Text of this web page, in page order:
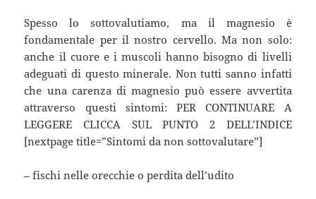
Spesso lo sottovalutiamo, ma il magnesio è
fondamentale per il nostro cervello. Ma non solo:
anche il cuore e i muscoli hanno bisogno di livelli
adeguati di questo minerale. Non tutti sanno infatti
che una carenza di magnesio può essere avvertita
attraverso questi sintomi: PER CONTINUARE A
LEGGERE CLICCA SUL PUNTO 2 DELL’INDICE
[nextpage title=”Sintomi da non sottovalutare”]
– fischi nelle orecchie o perdita dell’udito